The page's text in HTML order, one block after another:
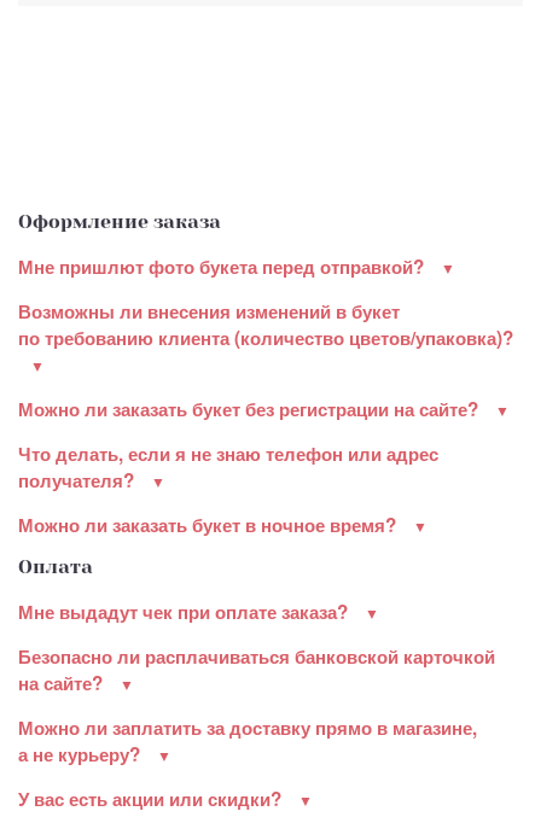
Оформление заказа
Мне пришлют фото букета перед отправкой?
Возможны ли внесения изменений в букет
по требованию клиента (количество цветов/упаковка)?
Можно ли заказать букет без регистрации на сайте?
Что делать, если я не знаю телефон или адрес
получателя?
Можно ли заказать букет в ночное время?
Оплата
Мне выдадут чек при оплате заказа?
Безопасно ли расплачиваться банковской карточкой
на сайте?
Можно ли заплатить за доставку прямо в магазине,
а не курьеру?
У вас есть акции или скидки?